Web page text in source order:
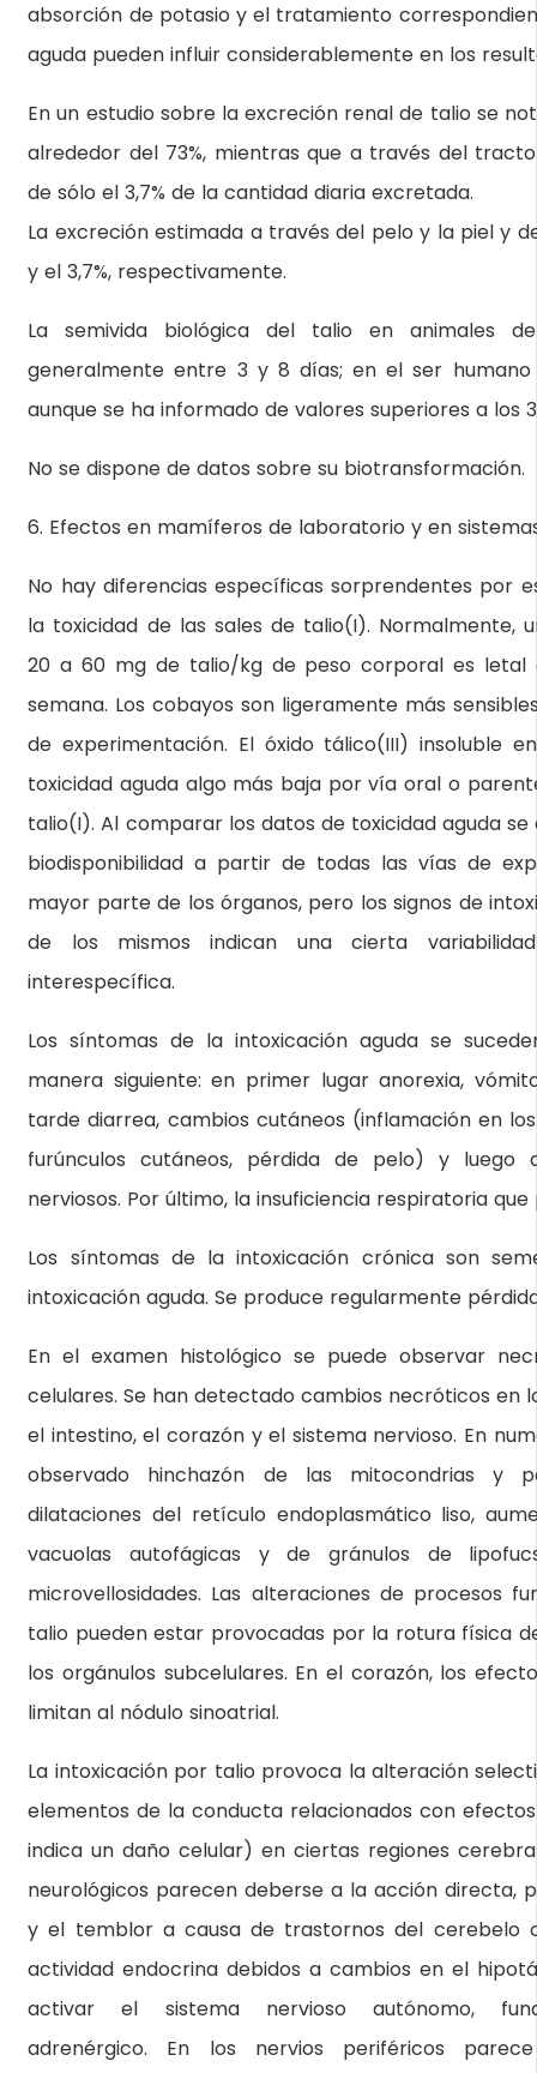
absorción de potasio y el tratamiento
aguda pueden influir considerablemente en los
En un estudio sobre la excreción renal de talio se
alrededor del 73%, mientras que a través del
de sólo el 3,7% de la cantidad diaria excretada.
La excreción estimada a través del pelo y la piel y
y el 3,7%, respectivamente.
La semivida biológica del talio en animales
generalmente entre 3 y 8 días; en el ser humano
aunque se ha informado de valores superiores a los
No se dispone de datos sobre su biotransformación.
6. Efectos en mamíferos de laboratorio y en
No hay diferencias específicas sorprendentes por
la toxicidad de las sales de talio(I). Normalmente,
20 a 60 mg de talio/kg de peso corporal es letal
semana. Los cobayos son ligeramente más
de experimentación. El óxido tálico(III) insoluble
toxicidad aguda algo más baja por vía oral o
talio(I). Al comparar los datos de toxicidad aguda
biodisponibilidad a partir de todas las vías de
mayor parte de los órganos, pero los signos de
de los mismos indican una cierta
interespecífica.
Los síntomas de la intoxicación aguda se
manera siguiente: en primer lugar anorexia,
tarde diarrea, cambios cutáneos (inflamación en
furúnculos cutáneos, pérdida de pelo) y luego
nerviosos. Por último, la insuficiencia respiratoria
Los síntomas de la intoxicación crónica son
intoxicación aguda. Se produce regularmente
En el examen histológico se puede observar
celulares. Se han detectado cambios necróticos en
el intestino, el corazón y el sistema nervioso. En
observado hinchazón de las mitocondrias y
dilataciones del retículo endoplasmático liso,
vacuolas autofágicas y de gránulos de
microvellosidades. Las alteraciones de procesos
talio pueden estar provocadas por la rotura física
los orgánulos subcelulares. En el corazón, los
limitan al nódulo sinoatrial.
La intoxicación por talio provoca la alteración
elementos de la conducta relacionados con
indica un daño celular) en ciertas regiones
neurológicos parecen deberse a la acción directa,
y el temblor a causa de trastornos del cerebelo
actividad endocrina debidos a cambios en el
activar el sistema nervioso autónomo,
adrenérgico. En los nervios periféricos